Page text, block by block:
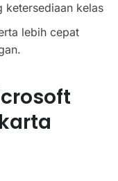
ketersediaan kelas
lebih cepat